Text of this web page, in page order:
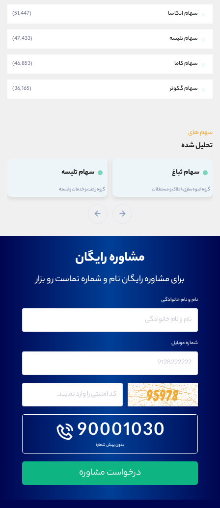
سهام اتکاسا (51,447)
سهام تلیسه (47,433)
سهام کاما (46,853)
سهام گکوثر (36,165)
سهم های
تحلیل شده
سهام ثباغ
گروه انبوه سازی، املاک و مستغلات
سهام تلیسه
گروه زراعت و خدمات وابسته
مشاوره رایگان
برای مشاوره رایگان نام و شماره تماست رو بزار
90001030
بدون پیش شماره
نام و نام خانوادگی
شماره موبایل